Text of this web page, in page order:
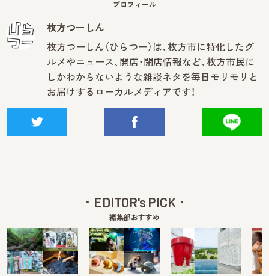
プロフィール
枚方つーしん
枚方つーしん（ひらつー）は、枚方市に特化したグ
ルメやニュース、開店・閉店情報など、枚方市民に
しかわからないような雑談ネタを毎日モリモリと
お届けするローカルメディアです！
EDITOR's PICK
編集部おすすめ